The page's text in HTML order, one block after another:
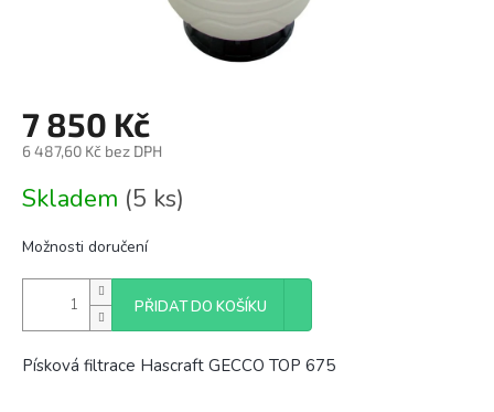
7 850 Kč
6 487,60 Kč bez DPH
cena:
Skladem (5 ks)
Možnosti doručení
PŘIDAT DO KOŠÍKU
Písková filtrace Hascraft GECCO TOP 675